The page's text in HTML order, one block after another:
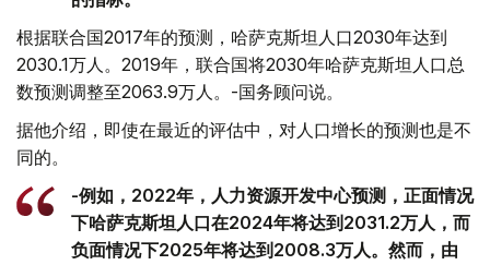
根据联合国2017年的预测，哈萨克斯坦人口2030年达到
2030.1万人。2019年，联合国将2030年哈萨克斯坦人口总
数预测调整至2063.9万人。-国务顾问说。
据他介绍，即使在最近的评估中，对人口增长的预测也是不
同的。
-例如，2022年，人力资源开发中心预测，正面情况
下哈萨克斯坦人口在2024年将达到2031.2万人，而
负面情况下2025年将达到2008.3万人。然而，由